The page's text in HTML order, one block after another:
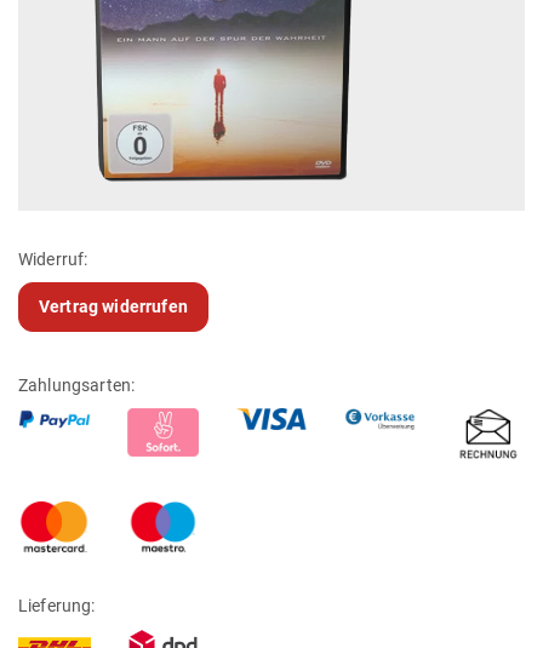
Widerruf:
Vertrag widerrufen
Zahlungsarten:
Lieferung: